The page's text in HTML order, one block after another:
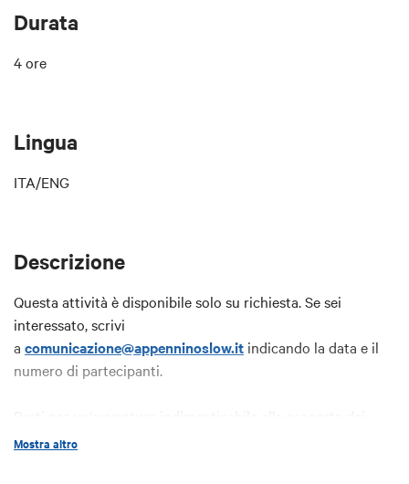
Durata
4 ore
Lingua
ITA/ENG
Descrizione
Questa attività è disponibile solo su richiesta. Se sei
interessato, scrivi
a comunicazione@appenninoslow.it indicando la data e il
numero di partecipanti.
Colli Bolognesi.
Mostra altro